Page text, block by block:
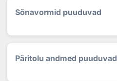
Sõnavormid puuduvad
Päritolu andmed puuduvad